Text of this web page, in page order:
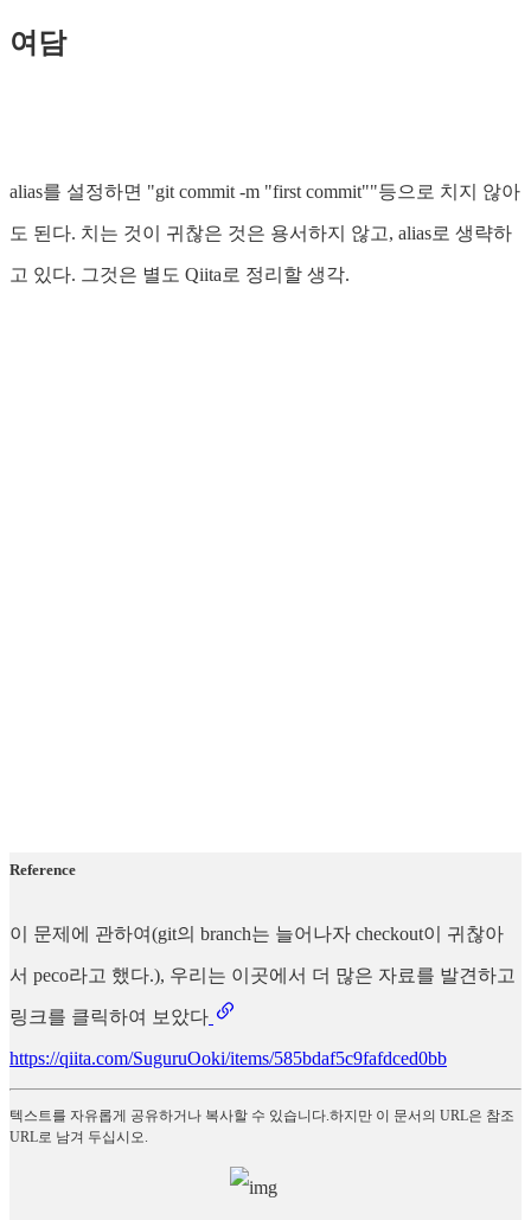
여담
alias를 설정하면 "git commit -m "first commit""등으로 치지 않아
도 된다. 치는 것이 귀찮은 것은 용서하지 않고, alias로 생략하
고 있다. 그것은 별도 Qiita로 정리할 생각.
Reference
이 문제에 관하여(git의 branch는 늘어나자 checkout이 귀찮아
서 peco라고 했다.), 우리는 이곳에서 더 많은 자료를 발견하고
링크를 클릭하여 보았다
https://qiita.com/SuguruOoki/items/585bdaf5c9fafdced0bb
텍스트를 자유롭게 공유하거나 복사할 수 있습니다.하지만 이 문서의 URL은 참조
URL로 남겨 두십시오.